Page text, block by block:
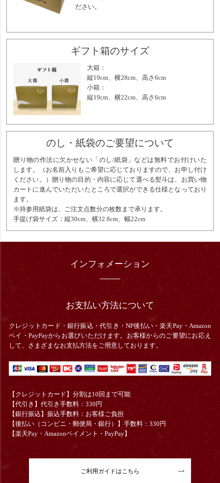
ださい。
ギフト箱のサイズ
大箱：
縦19cm、横28cm、高さ6cm
小箱：
縦19cm、横22cm、高さ6cm
のし・紙袋のご要望について
贈り物の作法に欠かせない「のし/紙袋」などは無料でお付けいた
します。（お名前入りもご希望に応じておりますので、お申し付け
ください。）贈り物の目的・内容に応じて選べる熨斗は、お買い物
カートに進んでいただいたところで選択ができる仕様となっており
ます。
※持参用紙袋は、ご注文点数分の枚数まで承ります。
手提げ袋サイズ：縦30cm、横32.8cm、幅22cm
インフォメーション
お支払い方法について
クレジットカード・銀行振込・代引き・NP後払い・楽天Pay・Amazon
ペイ・PayPayからお選びいただけます。お客様からのご要望にお応え
して、さまざまなお支払方法をご用意しております。
【クレジットカード】分割は10回まで可能
【代引き】代引き手数料：330円
【銀行振込】振込手数料：お客様ご負担
【後払い（コンビニ・郵便局・銀行）】手数料：330円
【楽天Pay・Amazonペイメント・PayPay】
ご利用ガイドはこちら